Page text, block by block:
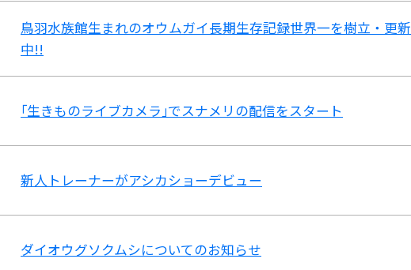
鳥羽水族館生まれのオウムガイ長期生存記録世界一を樹立・更新
中!!
｢生きものライブカメラ｣でスナメリの配信をスタート
新人トレーナーがアシカショーデビュー
ダイオウグソクムシについてのお知らせ